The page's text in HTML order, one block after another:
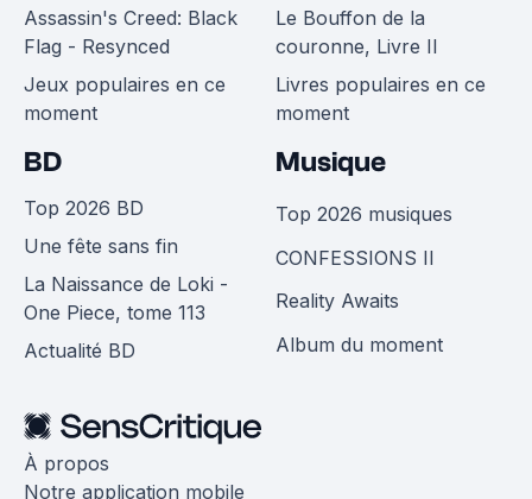
Assassin's Creed: Black
Flag - Resynced
Jeux populaires en ce
moment
Le Bouffon de la
couronne, Livre II
Livres populaires en ce
moment
BD
Top 2026 BD
Une fête sans fin
La Naissance de Loki -
One Piece, tome 113
Actualité BD
Musique
Top 2026 musiques
CONFESSIONS II
Reality Awaits
Album du moment
À propos
Notre application mobile